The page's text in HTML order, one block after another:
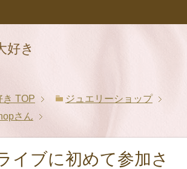
好き
TOP
ジュエリーショップ
さん
イブに初めて参加さ